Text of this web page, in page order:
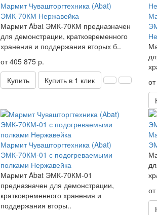
Мармит Чувашторгтехника (Abat)
ЭМК-70КМ Нержавейка
Мармит Abat ЭМК-70КМ предназначен
для демонстрации, кратковременного
хранения и поддержания вторых б..
от 405 875 р.
Купить
Купить в 1 клик
Мармит Чувашторгтехника (Abat)
ЭМК-70КМ-01 с подогреваемыми
полками Нержавейка
Мармит Abat ЭМК-70КМ-01
предназначен для демонстрации,
кратковременного хранения и
поддержания вторы..